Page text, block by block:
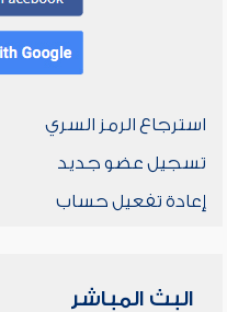
استرجاع الرمز السري
تسجيل عضو جديد
إعادة تفعيل حساب
البث المباشر